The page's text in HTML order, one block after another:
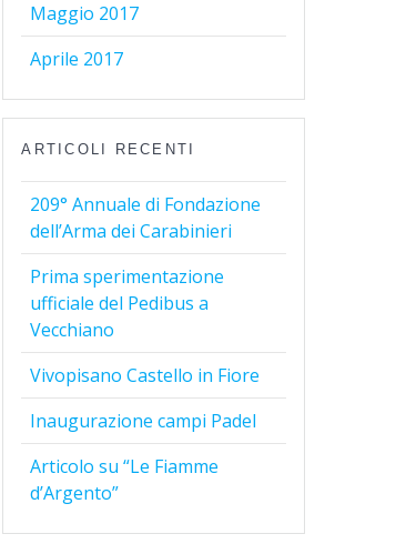
Maggio 2017
Aprile 2017
ARTICOLI RECENTI
209° Annuale di Fondazione
dell’Arma dei Carabinieri
Prima sperimentazione
ufficiale del Pedibus a
Vecchiano
Vivopisano Castello in Fiore
Inaugurazione campi Padel
Articolo su “Le Fiamme
d’Argento”